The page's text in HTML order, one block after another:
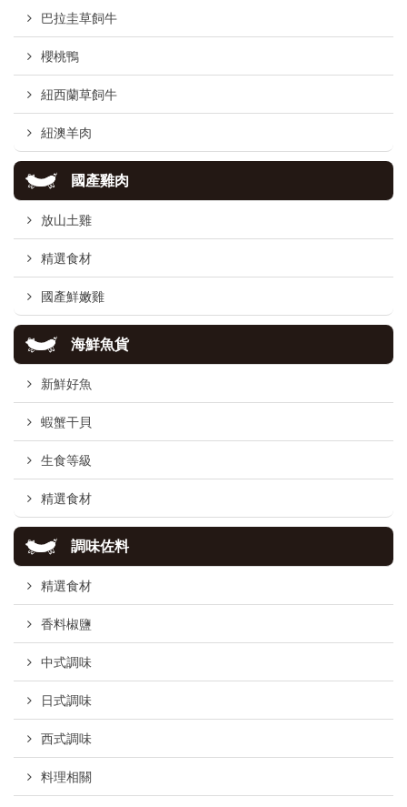
巴拉圭草飼牛
櫻桃鴨
紐西蘭草飼牛
紐澳羊肉
國產雞肉
放山土雞
精選食材
國產鮮嫩雞
海鮮魚貨
新鮮好魚
蝦蟹干貝
生食等級
精選食材
調味佐料
精選食材
香料椒鹽
中式調味
日式調味
西式調味
料理相關